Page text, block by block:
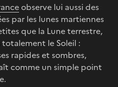
observe lui aussi des
par les lunes martiennes
que la Lune terrestre,
le Soleil :
rapides et sombres,
comme un simple point